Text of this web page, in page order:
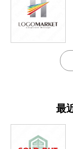
最